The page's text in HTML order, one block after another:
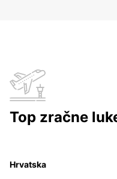
Top zračne
Hrvatska